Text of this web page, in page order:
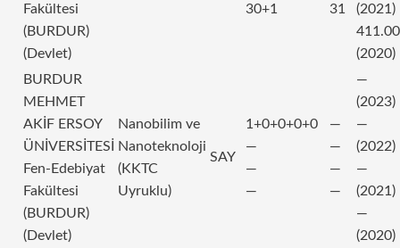
Fakültesi
(BURDUR)
(Devlet)
30+1
31
(2021)
(2020)
BURDUR
MEHMET
AKİF ERSOY
ÜNİVERSİTESİ
Fen-Edebiyat
Fakültesi
(BURDUR)
(Devlet)
Nanobilim ve
Nanoteknoloji
(KKTC
Uyruklu)
SAY
1+0+0+0+0
—
—
—
—
—
—
—
—
(2023)
—
(2022)
—
(2021)
—
(2020)